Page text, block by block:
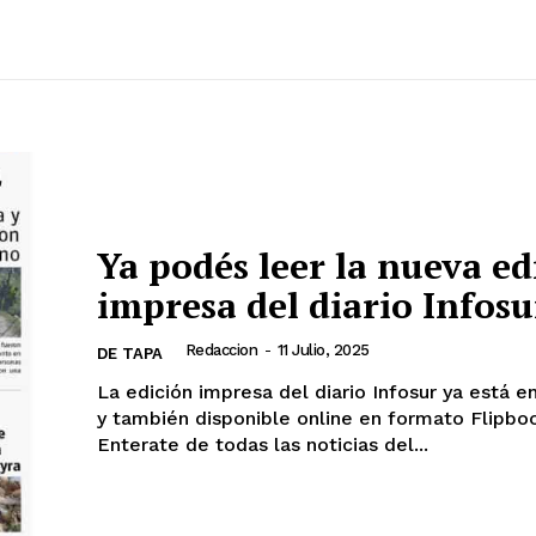
Ya podés leer la nueva
impresa del diario
DE TAPA Redaccion - 11 Julio, 2025
La edición impresa del diario Infosur ya está
y también disponible online en formato
Enterate de todas las noticias del...